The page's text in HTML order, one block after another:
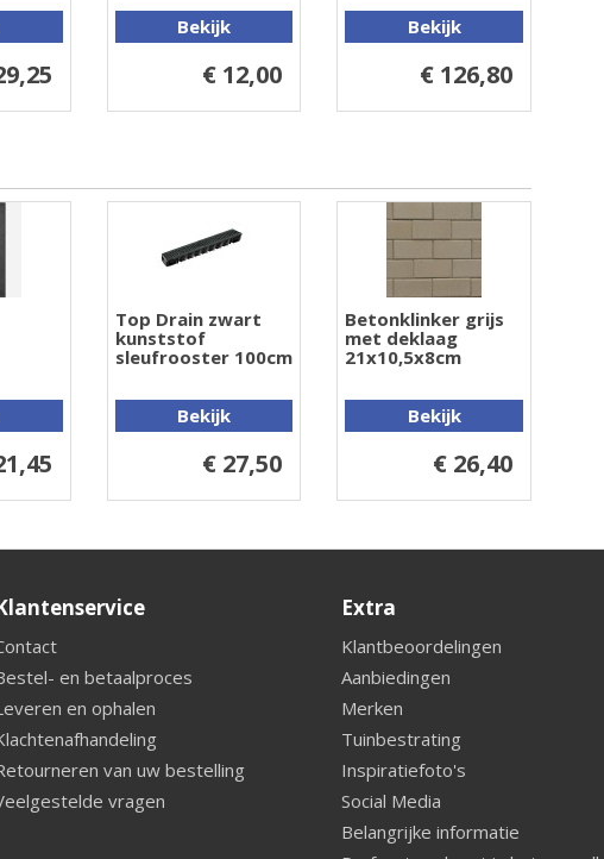
Bekijk
€ 12,00
Bekijk
€ 126,80
Top Drain zwart
kunststof
sleufrooster 100cm
Bekijk
€ 27,50
Betonklinker grijs
met deklaag
21x10,5x8cm
Bekijk
€ 26,40
en betaalproces
en ophalen
van uw bestelling
vragen
Extra
Klantbeoordelingen
Aanbiedingen
Merken
Tuinbestrating
Inspiratiefoto's
Social Media
Belangrijke informatie